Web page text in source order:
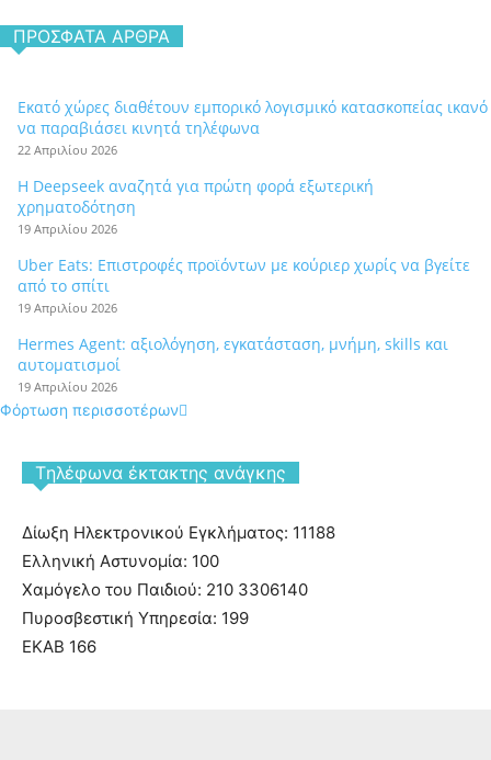
ΠΡΌΣΦΑΤΑ ΆΡΘΡΑ
Εκατό χώρες διαθέτουν εμπορικό λογισμικό κατασκοπείας ικανό
να παραβιάσει κινητά τηλέφωνα
22 Απριλίου 2026
Η Deepseek αναζητά για πρώτη φορά εξωτερική
χρηματοδότηση
19 Απριλίου 2026
Uber Eats: Επιστροφές προϊόντων με κούριερ χωρίς να βγείτε
από το σπίτι
19 Απριλίου 2026
Hermes Agent: αξιολόγηση, εγκατάσταση, μνήμη, skills και
αυτοματισμοί
19 Απριλίου 2026
Φόρτωση περισσοτέρων
Tηλέφωνα έκτακτης ανάγκης
Δίωξη Ηλεκτρονικού Εγκλήματος: 11188
Ελληνική Αστυνομία: 100
Χαμόγελο του Παιδιού: 210 3306140
Πυροσβεστική Υπηρεσία: 199
ΕΚΑΒ 166